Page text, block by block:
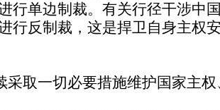
行单边制裁。有关行径干涉中
行反制裁，这是捍卫自身主权
取一切必要措施维护国家主权